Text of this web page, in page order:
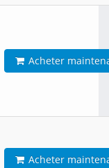
Acheter
Acheter